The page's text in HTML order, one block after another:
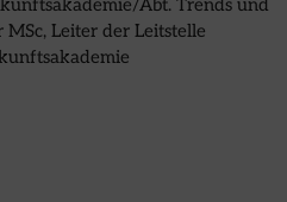
Abt. Trends und
Leiter der Leitstelle